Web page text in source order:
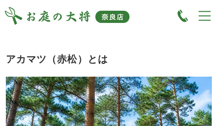
アカマツ（赤松）とは